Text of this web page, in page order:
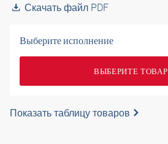
Скачать файл PDF
Выберите исполнение
ВЫБЕРИТЕ ТОВАР
Показать таблицу товаров